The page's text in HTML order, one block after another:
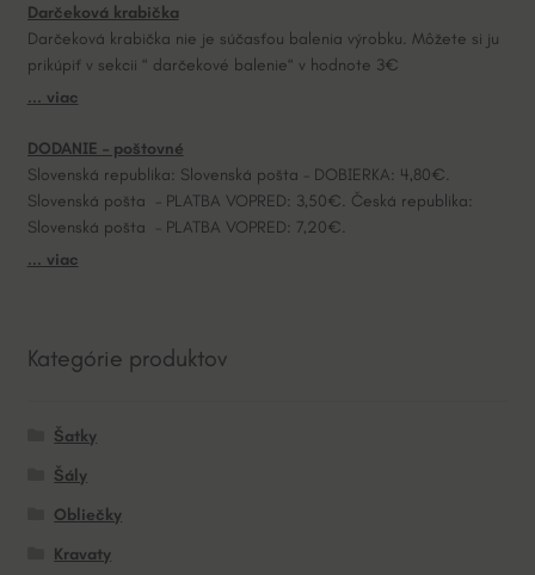
:
Darčeková krabička
Darčeková krabička nie je súčasťou balenia výrobku. Môžete si ju
prikúpiť v sekcii “ darčekové balenie“ v hodnote 3€
... viac
DODANIE – poštovné
Slovenská republika: Slovenská pošta – DOBIERKA: 4,80€.
Slovenská pošta – PLATBA VOPRED: 3,50€. Česká republika:
Slovenská pošta – PLATBA VOPRED: 7,20€.
... viac
Kategórie produktov
Šatky
Šály
Obliečky
Kravaty